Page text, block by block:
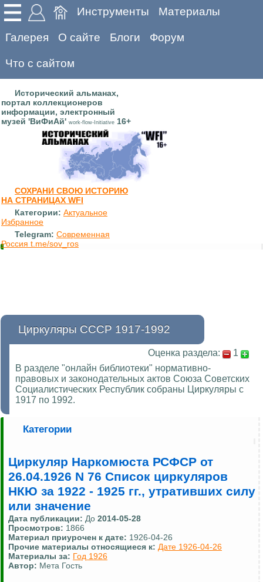
Инструменты Материалы
Галерея О сайте Блоги Форум
Что с сайтом
Исторический альманах,
портал коллекционеров
информации, электронный
музей 'ВиФиАй' work-flow-Initiative 16+
СОХРАНИ СВОЮ ИСТОРИЮ
НА СТРАНИЦАХ WFI
Категории: Актуальное
Избранное
Telegram: Современная
Россия t.me/sov_ros
Циркуляры СССР 1917-1992
Оценка раздела:
1
В разделе "онлайн библиотеки" нормативно-
правовых и законодательных актов Союза Советских
Социалистических Республик собраны Циркуляры с
1917 по 1992.
Категории
Циркуляр Наркомюста РСФСР от
26.04.1926 N 76 Список циркуляров
НКЮ за 1922 - 1925 гг., утративших силу
или значение
Дата публикации: До 2014-05-28
Просмотров: 1866
Материал приурочен к дате: 1926-04-26
Прочие материалы относящиеся к: Дате 1926-04-26
Материалы за: Год 1926
Автор: Мета Гость